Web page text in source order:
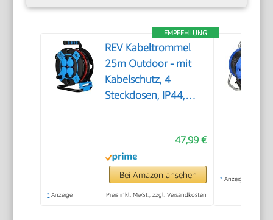
EMPFEHLUNG
REV Kabeltrommel
25m Outdoor - mit
Kabelschutz, 4
Steckdosen, IP44,
47,99 €
Bei Amazon ansehen
* Anzeige Preis inkl. MwSt., zzgl. Versandkosten
* Anzeige